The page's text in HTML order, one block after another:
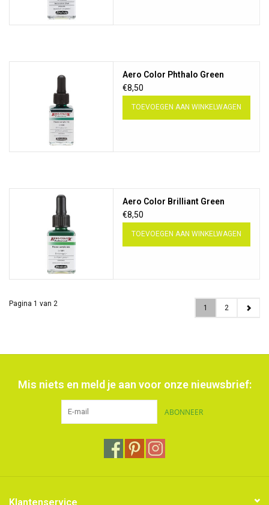
Aero Color Phthalo Green
€8,50
TOEVOEGEN AAN WINKELWAGEN
Aero Color Brilliant Green
€8,50
TOEVOEGEN AAN WINKELWAGEN
Pagina 1 van 2 1 2
Mis niets en meld je aan voor onze nieuwsbrief:
ABONNEER
Klantenservice